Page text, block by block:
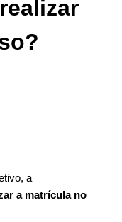
a
a matrícula no